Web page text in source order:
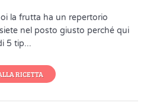
la frutta ha un repertorio
nel posto giusto perché qui
5 tip...
RICETTA